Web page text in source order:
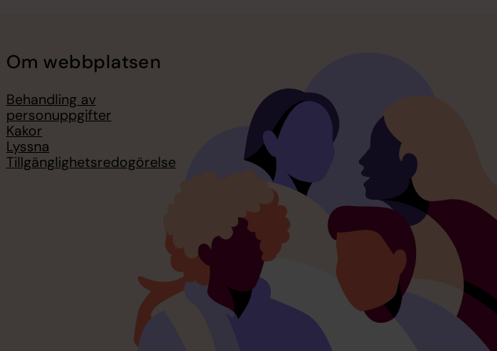
Om webbplatsen
Behandling av
personuppgifter
Kakor
Lyssna
Tillgänglighetsredogörelse